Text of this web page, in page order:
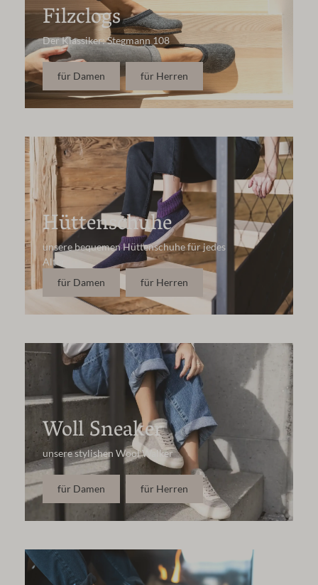
Filzclogs
Der Klassiker: Stegmann 108
für Damen für Herren
Hüttenschuhe
unsere bequemen Hüttenschuhe für jedes
Alter
für Damen
für Herren
Woll Sneaker
unsere stylishen Wool Walker
für Damen für Herren